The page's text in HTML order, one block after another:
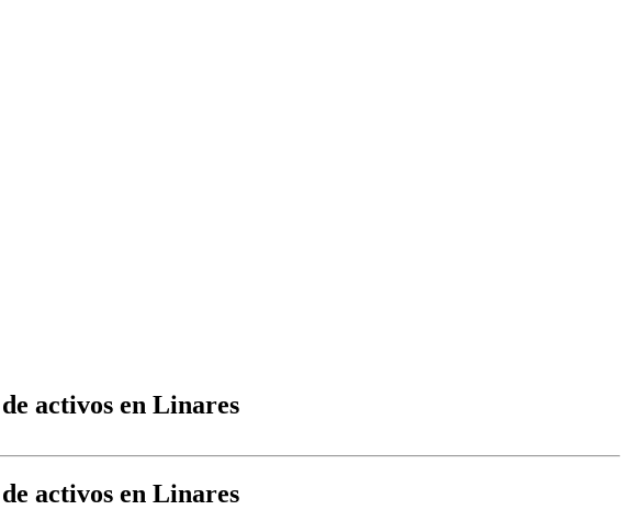
activos en Linares
activos en Linares